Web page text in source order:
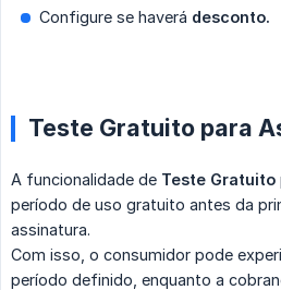
Configure se haverá desconto.
Teste Gratuito para
A funcionalidade de Teste Gratuito
período de uso gratuito antes da
assinatura.
Com isso, o consumidor pode
período definido, enquanto a